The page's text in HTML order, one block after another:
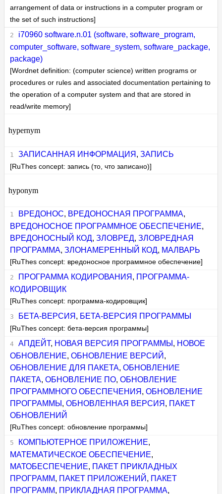
arrangement of data or instructions in a computer program or
the set of such instructions]
i70960 software.n.01 (software, software_program,
computer_software, software_system, software_package,
package)
[Wordnet definition: (computer science) written programs or
procedures or rules and associated documentation pertaining to
the operation of a computer system and that are stored in
read/write memory]
hypernym
ЗАПИСАННАЯ ИНФОРМАЦИЯ , ЗАПИСЬ
[RuThes concept: запись (то, что записано)]
hyponym
ВРЕДОНОС, ВРЕДОНОСНАЯ ПРОГРАММА,
ВРЕДОНОСНОЕ ПРОГРАММНОЕ ОБЕСПЕЧЕНИЕ,
ВРЕДОНОСНЫЙ КОД,ЗЛОВРЕД,ЗЛОВРЕДНАЯ
ПРОГРАММА,ЗЛОНАМЕРЕННЫЙ КОД, МАЛВАРЬ
[RuThes concept: вредоносное программное обеспечение]
ПРОГРАММА КОДИРОВАНИЯ , ПРОГРАММА-
КОДИРОВЩИК
[RuThes concept: программа-кодировщик]
БЕТА-ВЕРСИЯ , БЕТА-ВЕРСИЯ ПРОГРАММЫ
[RuThes concept: бета-версия программы]
АПДЕЙТ, НОВАЯ ВЕРСИЯ ПРОГРАММЫ , НОВОЕ
ОБНОВЛЕНИЕ,ОБНОВЛЕНИЕ ВЕРСИЙ ,
ОБНОВЛЕНИЕ ДЛЯ ПАКЕТА,ОБНОВЛЕНИЕ
ПАКЕТА,ОБНОВЛЕНИЕ ПО,ОБНОВЛЕНИЕ
ПРОГРАММНОГО ОБЕСПЕЧЕНИЯ ,ОБНОВЛЕНИЕ
ПРОГРАММЫ ,ОБНОВЛЕННАЯ ВЕРСИЯ , ПАКЕТ
ОБНОВЛЕНИЙ
[RuThes concept: обновление программы]
КОМПЬЮТЕРНОЕ ПРИЛОЖЕНИЕ,
МАТЕМАТИЧЕСКОЕ ОБЕСПЕЧЕНИЕ,
МАТОБЕСПЕЧЕНИЕ, ПАКЕТ ПРИКЛАДНЫХ
ПРОГРАММ, ПАКЕТ ПРИЛОЖЕНИЙ , ПАКЕТ
ПРОГРАММ, ПРИКЛАДНАЯ ПРОГРАММА,